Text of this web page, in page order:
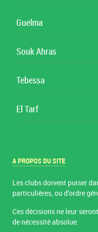
Guelma
Souk Ahras
Tebessa
El Tarf
A PROPOS DU SITE
Les clubs doivent puiser
particulières, ou d’ordre
Ces décisions ne leur
de nécessité absolue.